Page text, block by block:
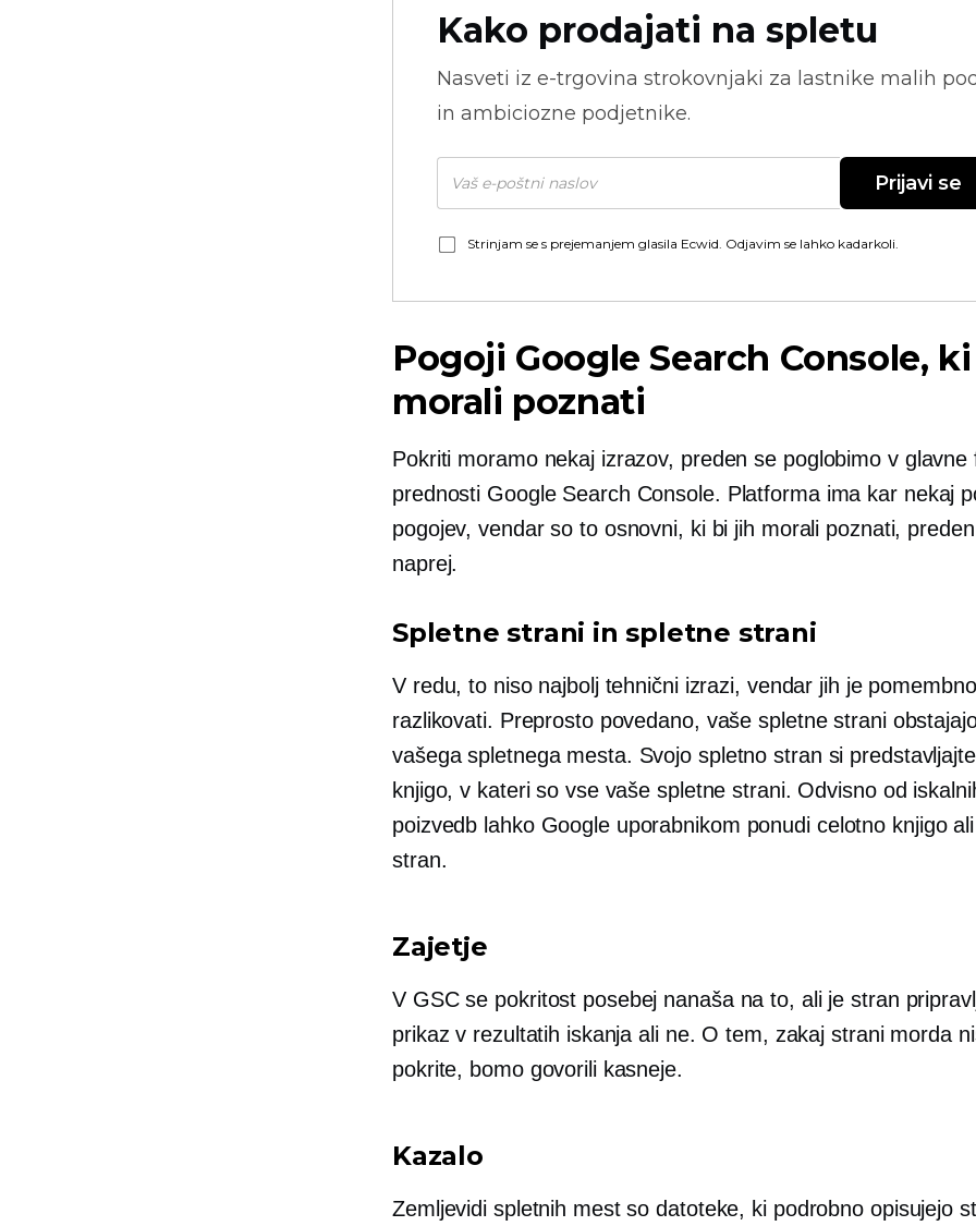
Kako prodajati na spletu
Nasveti iz e-trgovina strokovnjaki za lastnike malih
in ambiciozne podjetnike.
Prijavi se
Strinjam se s prejemanjem glasila Ecwid. Odjavim se lahko kadarkoli.
Pogoji Google Search Console,
morali poznati
Pokriti moramo nekaj izrazov, preden se poglobimo v glavne
prednosti Google Search Console. Platforma ima kar nekaj
pogojev, vendar so to osnovni, ki bi jih morali poznati,
naprej.
Spletne strani in spletne strani
V redu, to niso najbolj tehnični izrazi, vendar jih je pomembno
razlikovati. Preprosto povedano, vaše spletne strani
vašega spletnega mesta. Svojo spletno stran si
knjigo, v kateri so vse vaše spletne strani. Odvisno od
poizvedb lahko Google uporabnikom ponudi celotno knjigo
stran.
Zajetje
V GSC se pokritost posebej nanaša na to, ali je stran
prikaz v rezultatih iskanja ali ne. O tem, zakaj strani morda
pokrite, bomo govorili kasneje.
Kazalo
Zemljevidi spletnih mest so datoteke, ki podrobno opisujejo